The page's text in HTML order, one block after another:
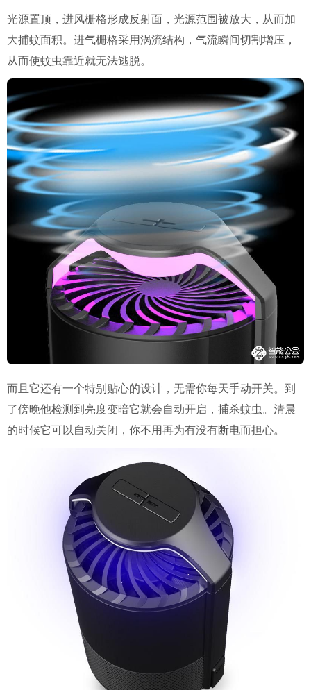
光源置顶，进风栅格形成反射面，光源范围被放大，从而加
大捕蚊面积。进气栅格采用涡流结构，气流瞬间切割增压，
从而使蚊虫靠近就无法逃脱。
而且它还有一个特别贴心的设计，无需你每天手动开关。到
了傍晚他检测到亮度变暗它就会自动开启，捕杀蚊虫。清晨
的时候它可以自动关闭，你不用再为有没有断电而担心。